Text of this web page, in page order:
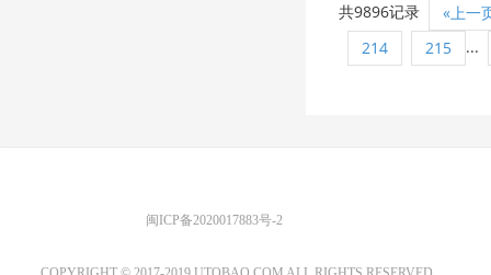
共9896记录
«上一
214
215 ...
闽ICP备2020017883号-2